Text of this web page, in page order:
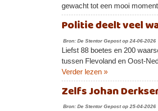
gewacht tot een mooi
Politie deelt veel
Bron: De Stentor Gepost op 24-06-2026
Liefst 88 boetes en 200
tussen Flevoland en Oost-
Verder lezen »
Zelfs Johan
Bron: De Stentor Gepost op 25-04-2026